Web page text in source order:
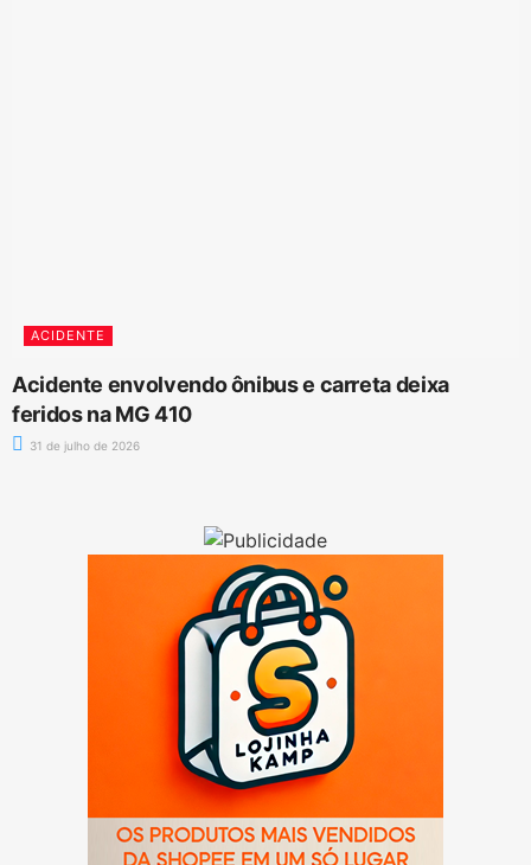
ACIDENTE
Acidente envolvendo ônibus e carreta deixa
feridos na MG 410
31 de julho de 2026